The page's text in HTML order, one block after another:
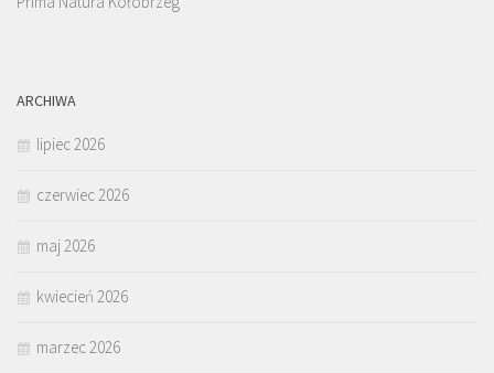
ARCHIWA
lipiec 2026
czerwiec 2026
maj 2026
kwiecień 2026
marzec 2026